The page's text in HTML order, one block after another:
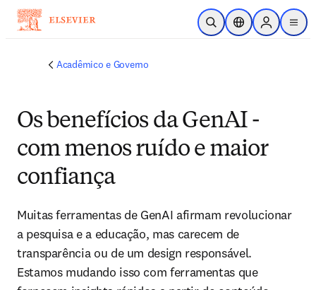
Ir para o conteúdo principal
Pesquisa aberta
Seletor deSign in to
menu
Acadêmico e Governo
Os benefícios da GenAI -
com menos ruído e maior
confiança
Muitas ferramentas de GenAI afirmam revolucionar
a pesquisa e a educação, mas carecem de
transparência ou de um design responsável.
Estamos mudando isso com ferramentas que